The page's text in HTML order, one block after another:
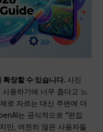
장할 수 있습니다. 사진
용하기에 너무 좁다고 느
로 자르는 대신 주변에 더
는 공식적으로 “편집
만, 여전히 많은 사용자들